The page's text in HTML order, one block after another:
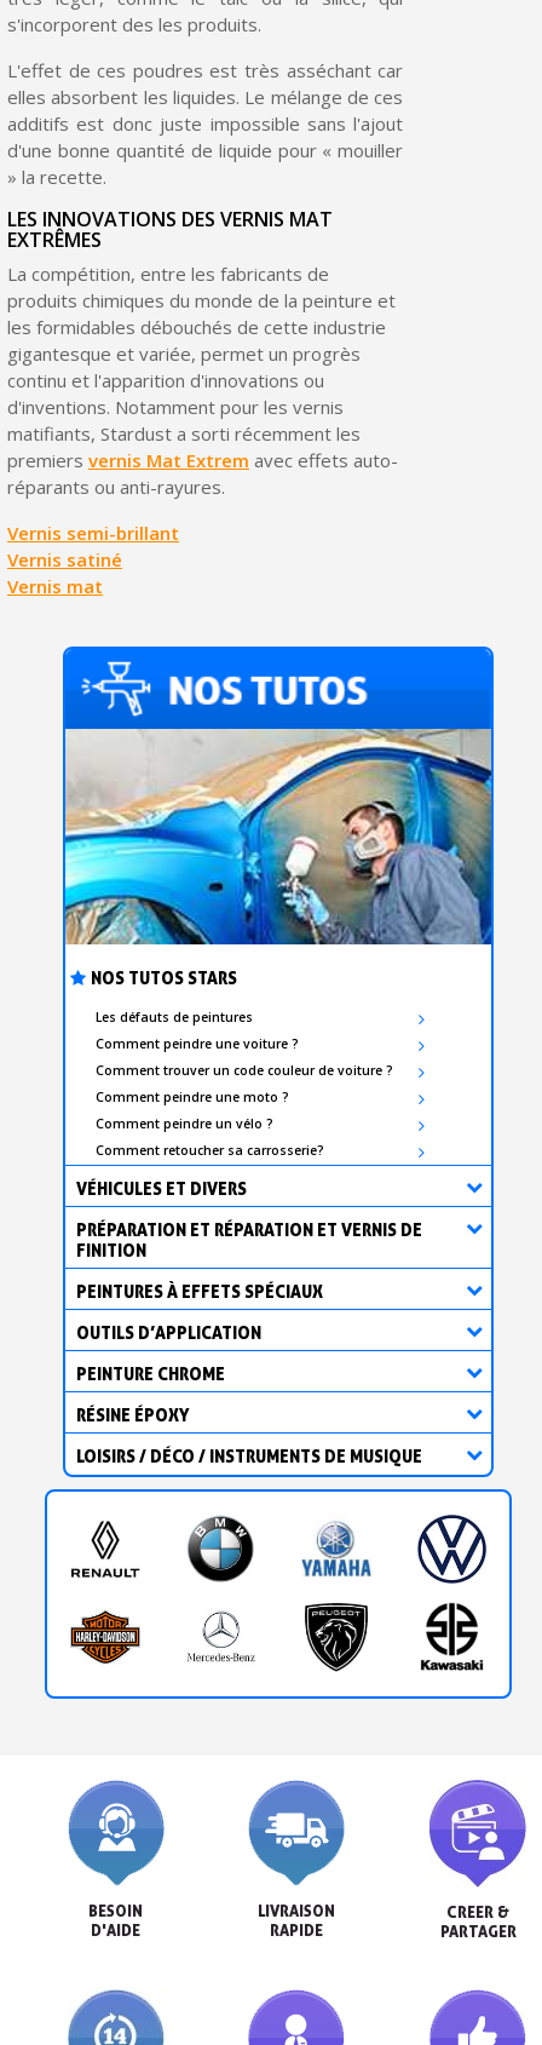
Livraison sous 24 h en France Métropolitaine
Retour produits sous 14 jours
Réduction de 5€ sur la première commande
10€ de bon d'achat pour chaque parrainage
Inscription à la newsletter : 5€ de réduction
NOS TUTOS STARS
Les défauts de peintures
Comment peindre une voiture ?
Comment trouver un code couleur de voiture ?
Comment peindre une moto ?
Comment peindre un vélo ?
Comment retoucher sa carrosserie?
VÉHICULES ET DIVERS
PRÉPARATION ET RÉPARATION ET VERNIS DE
FINITION
PEINTURES À EFFETS SPÉCIAUX
OUTILS D’APPLICATION
PEINTURE CHROME
RÉSINE ÉPOXY
LOISIRS / DÉCO / INSTRUMENTS DE MUSIQUE
s'incorporent des les produits.
L'effet de ces poudres est très asséchant car
elles absorbent les liquides. Le mélange de ces
additifs est donc juste impossible sans l'ajout
d'une bonne quantité de liquide pour « mouiller
» la recette.
LES INNOVATIONS DES VERNIS MAT
EXTRÊMES
La compétition, entre les fabricants de
produits chimiques du monde de la peinture et
les formidables débouchés de cette industrie
gigantesque et variée, permet un progrès
continu et l'apparition d'innovations ou
d'inventions. Notamment pour les vernis
matifiants, Stardust a sorti récemment les
premiers vernis Mat Extrem avec effets auto-
réparants ou anti-rayures.
Vernis semi-brillant
Vernis satiné
Vernis mat
BESOIN
D'AIDE
LIVRAISON
RAPIDE
CREER &
PARTAGER